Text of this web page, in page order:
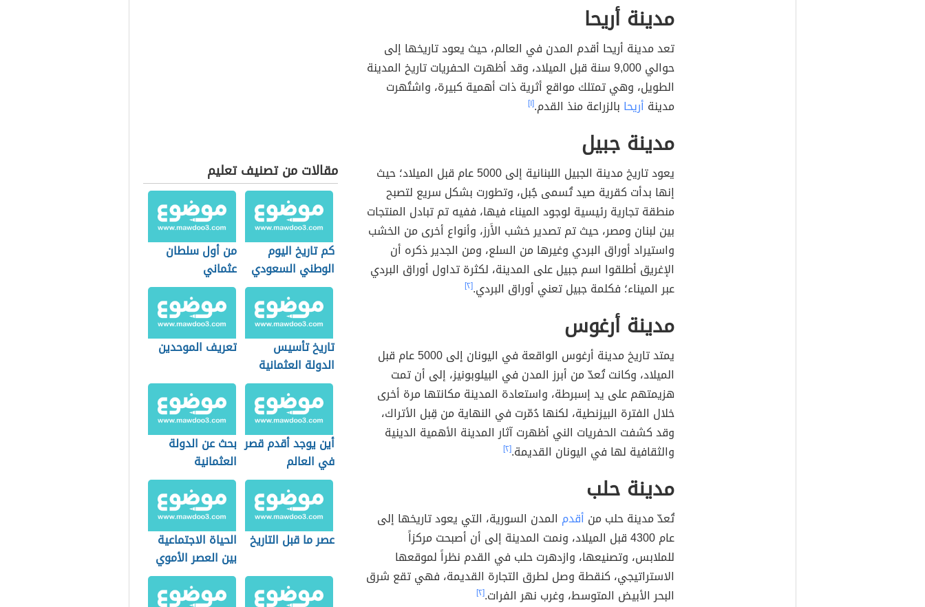
مدينة أريحا
تعد مدينة أريحا أقدم المدن في العالم، حيث يعود تاريخها إلى
حوالي 9,000 سنة قبل الميلاد، وقد أظهرت الحفريات تاريخ المدينة
الطويل، وهي تمتلك مواقع أثرية ذات أهمية كبيرة، واشتُهرت
مدينة أريحا بالزراعة منذ القدم.[١]
مدينة جبيل
يعود تاريخ مدينة الجبيل اللبنانية إلى 5000 عام قبل الميلاد؛ حيث
إنها بدأت كقرية صيد تُسمى جُبل، وتطورت بشكل سريع لتصبح
منطقة تجارية رئيسية لوجود الميناء فيها، ففيه تم تبادل المنتجات
بين لبنان ومصر، حيث تم تصدير خشب الأَرز، وأنواع أخرى من الخشب
واستيراد أوراق البردي وغيرها من السلع، ومن الجدير ذكره أن
الإغريق أطلقوا اسم جبيل على المدينة، لكثرة تداول أوراق البردي
عبر الميناء؛ فكلمة جبيل تعني أوراق البردي.[٢]
مدينة أرغوس
يمتد تاريخ مدينة أرغوس الواقعة في اليونان إلى 5000 عام قبل
الميلاد، وكانت تُعدّ من أبرز المدن في البيلوبونيز، إلى أن تمت
هزيمتهم على يد إسبرطة، واستعادة المدينة مكانتها مرة أخرى
خلال الفترة البيزنطية، لكنها دُمّرت في النهاية من قِبل الأتراك،
وقد كشفت الحفريات الني أظهرت آثار المدينة الأهمية الدينية
والثقافية لها في اليونان القديمة.[٢]
مدينة حلب
تُعدّ مدينة حلب من أقدم المدن السورية، التي يعود تاريخها إلى
عام 4300 قبل الميلاد، ونمت المدينة إلى أن أصبحت مركزاً
للملابس، وتصنيعها، وازدهرت حلب في القدم نظراً لموقعها
الاستراتيجي، كنقطة وصل لطرق التجارة القديمة، فهي تقع شرق
البحر الأبيض المتوسط، وغرب نهر الفرات.[٢]
مقالات من تصنيف تعليم
كم تاريخ اليوم
الوطني السعودي
من أول سلطان
عثماني
تاريخ تأسيس
الدولة العثمانية
تعريف الموحدين
أين يوجد أقدم قصر
في العالم
بحث عن الدولة
العثمانية
عصر ما قبل التاريخ
الحياة الاجتماعية
بين العصر الأموي
والعباسي